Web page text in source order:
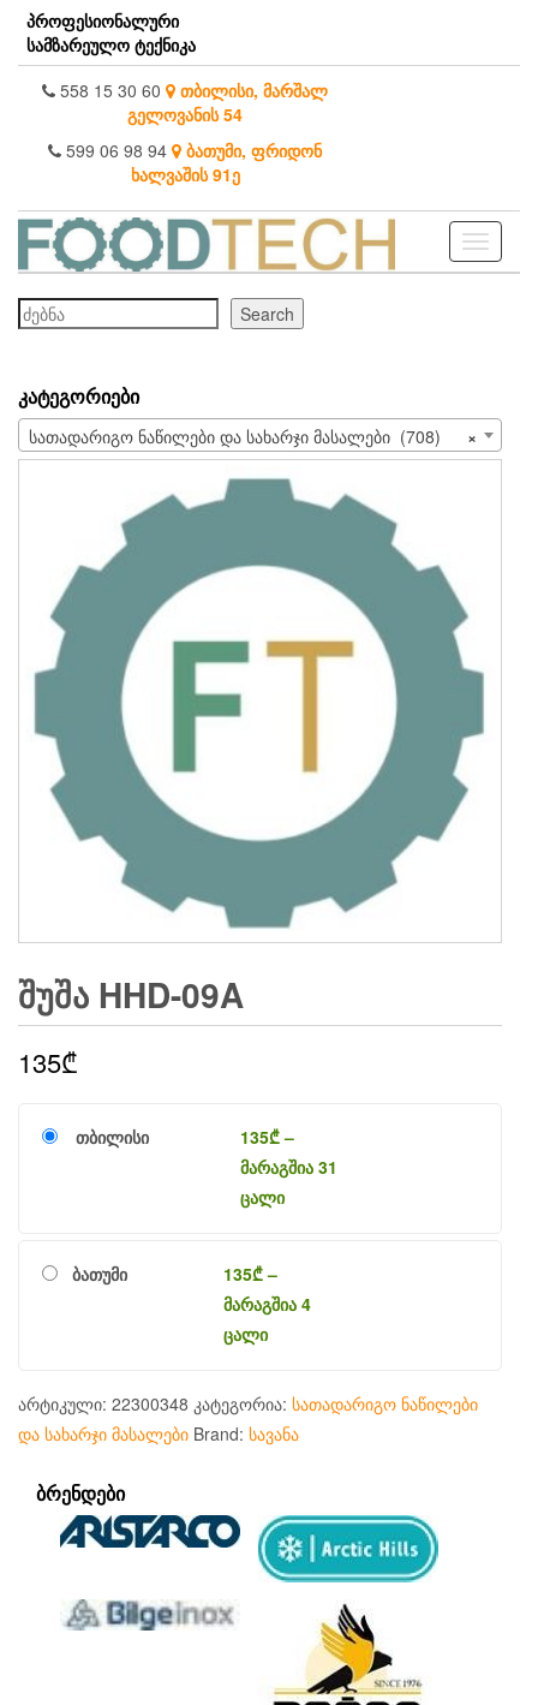
Skip
the
content
პროფესიონალური
სამზარეულო ტექნიკა
558 15 30 60 თბილისი, მარშალ
გელოვანის 54
599 06 98 94 ბათუმი, ფრიდონ
ხალვაშის 91ე
Toggle
ძებნა
Search
ᲙᲐᲢᲔᲒᲝᲠᲘᲔᲑᲘ
×
სათადარიგო ნაწილები და სახარჯი მასალები (708)
ᲨᲣᲨᲐ HHD-09A
135₾
თბილისი 135₾–
მარაგშია 31
ცალი
ბათუმი 135₾–
მარაგშია 4
ცალი
არტიკული: 22300348 კატეგორია: სათადარიგო ნაწილები
და სახარჯი მასალები Brand: სავანა
ᲑᲠᲔᲜᲓᲔᲑᲘ